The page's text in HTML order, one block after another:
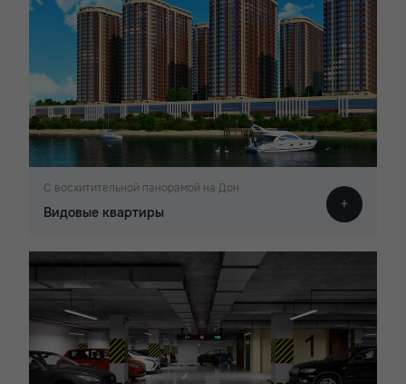
С восхитительной панорамой на Дон
Видовые квартиры